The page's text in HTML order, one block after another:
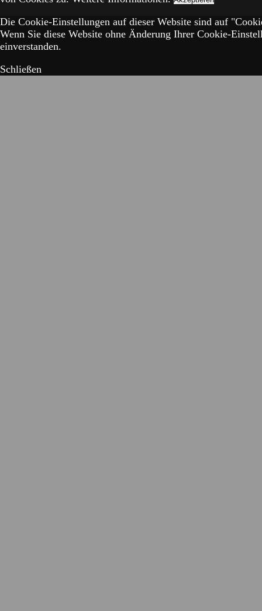
Die Cookie-Einstellungen auf dieser Website sind auf
Wenn Sie diese Website ohne Änderung Ihrer Cookie-
einverstanden.
Schließen